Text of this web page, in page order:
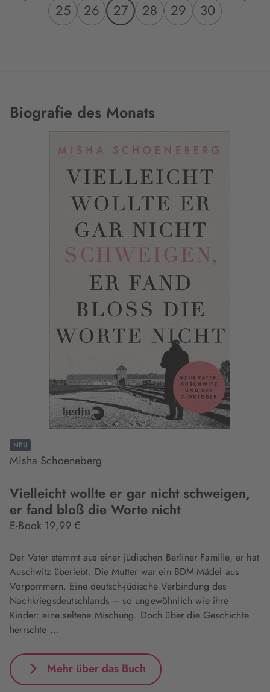
25
26 27 28 29 30
Biografie des Monats
NEU
Misha Schoeneberg
Vielleicht wollte er gar nicht schweigen,
er fand bloß die Worte nicht
E-Book 19,99 €
Der Vater stammt aus einer jüdischen Berliner Familie, er hat
Auschwitz überlebt. Die Mutter war ein BDM-Mädel aus
Vorpommern. Eine deutsch-jüdische Verbindung des
Nachkriegsdeutschlands – so ungewöhnlich wie ihre
Kinder: eine seltene Mischung. Doch über die Geschichte
herrschte …
Mehr über das Buch